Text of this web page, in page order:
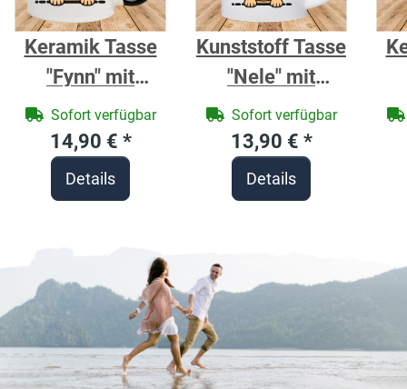
Keramik Tasse
"Fynn" mit
farbigen Henkel
und Motivdruck
Braunbär
personalisierbar
Sofort verfügbar
14,90 € *
Details
Kunststoff Tasse
"Nele" mit
Motivdruck
Braunbär
personalisiert
Sofort verfügbar
13,90 € *
Details